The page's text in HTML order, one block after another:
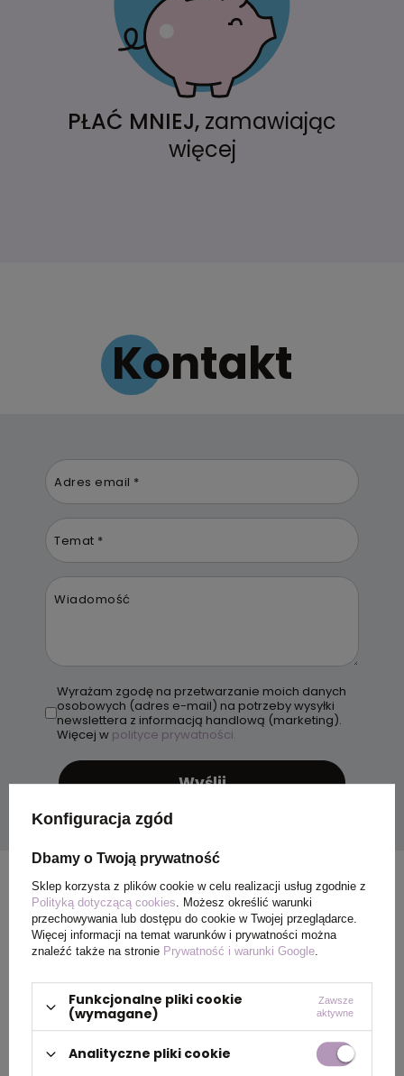
PŁAĆ MNIEJ, zamawiając
więcej
Kontakt
Adres email *
Temat *
Wiadomość
Wyrażam zgodę na przetwarzanie moich danych
osobowych (adres e-mail) na potrzeby wysyłki
newslettera z informacją handlową (marketing).
Więcej w polityce prywatności.
Wyślij
Konfiguracja zgód
Dbamy o Twoją prywatność
Sklep korzysta z plików cookie w celu realizacji usług zgodnie z
Polityką dotyczącą cookies. Możesz określić warunki
przechowywania lub dostępu do cookie w Twojej przeglądarce.
Więcej informacji na temat warunków i prywatności można
znaleźć także na stronie Prywatność i warunki Google.
Funkcjonalne pliki cookie
(wymagane)
Zawsze
aktywne
Analityczne pliki cookie